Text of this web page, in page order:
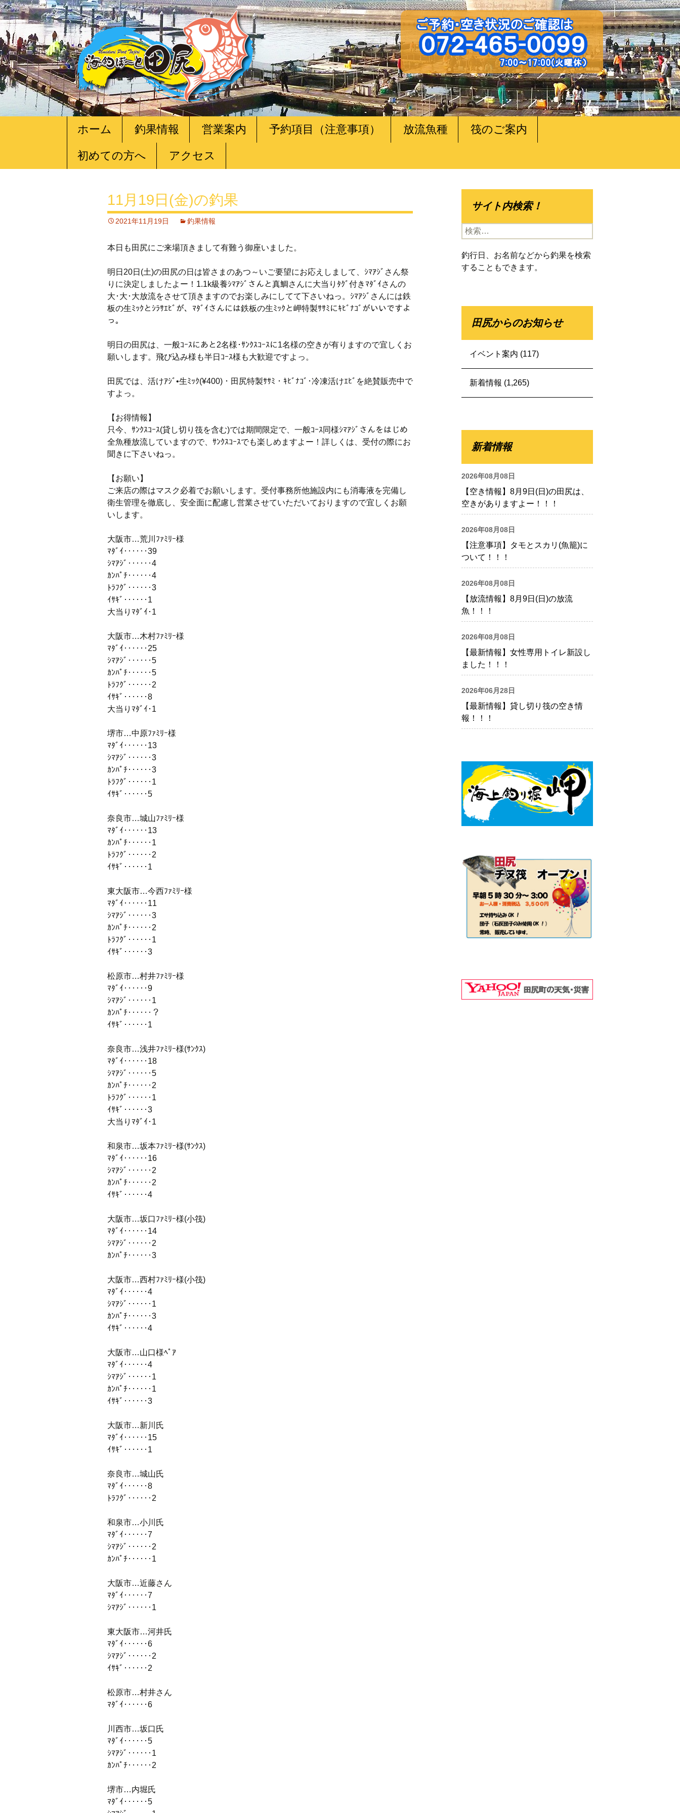
ツ
ホーム 釣果情報 営業案内 予約項目（注意事項） 放流魚種 筏のご案内
初めての方へ アクセス
11月19日(金)の釣果
2021年11月19日 釣果情報
本日も田尻にご来場頂きまして有難う御座いました。
明日20日(土)の田尻の日は皆さまのあつ～いご要望にお応えしまして、ｼﾏｱｼﾞさん祭
りに決定しましたよー！1.1k級養ｼﾏｱｼﾞさんと真鯛さんに大当りﾀｸﾞ付きﾏﾀﾞｲさんの
大･大･大放流をさせて頂きますのでお楽しみにしてて下さいねっ。ｼﾏｱｼﾞさんには鉄
板の生ﾐｯｸとｼﾗｻｴﾋﾞが、ﾏﾀﾞｲさんには鉄板の生ﾐｯｸと岬特製ｻｻﾐにｷﾋﾞﾅｺﾞがいいですよ
っ。
明日の田尻は、一般ｺｰｽにあと2名様･ｻﾝｸｽｺｰｽに1名様の空きが有りますので宜しくお
願いします。飛び込み様も半日ｺｰｽ様も大歓迎ですよっ。
田尻では、活けｱｼﾞ•生ﾐｯｸ(¥400)・田尻特製ｻｻﾐ・ｷﾋﾞﾅｺﾞ･冷凍活けｴﾋﾞを絶賛販売中で
すよっ。
【お得情報】
只今、ｻﾝｸｽｺｰｽ(貸し切り筏を含む)では期間限定で、一般ｺｰｽ同様ｼﾏｱｼﾞさんをはじめ
全魚種放流していますので、ｻﾝｸｽｺｰｽでも楽しめますよー！詳しくは、受付の際にお
聞きに下さいねっ。
【お願い】
ご来店の際はマスク必着でお願いします。受付事務所他施設内にも消毒液を完備し
衛生管理を徹底し、安全面に配慮し営業させていただいておりますので宜しくお願
いします。
大阪市…荒川ﾌｧﾐﾘｰ様
ﾏﾀﾞｲ‥‥‥39
ｼﾏｱｼﾞ‥‥‥4
ｶﾝﾊﾟﾁ‥‥‥4
ﾄﾗﾌｸﾞ‥‥‥3
ｲｻｷﾞ‥‥‥1
大当りﾏﾀﾞｲ･1
大阪市…木村ﾌｧﾐﾘｰ様
ﾏﾀﾞｲ‥‥‥25
ｼﾏｱｼﾞ‥‥‥5
ｶﾝﾊﾟﾁ‥‥‥5
ﾄﾗﾌｸﾞ‥‥‥2
ｲｻｷﾞ‥‥‥8
大当りﾏﾀﾞｲ･1
堺市…中原ﾌｧﾐﾘｰ様
ﾏﾀﾞｲ‥‥‥13
ｼﾏｱｼﾞ‥‥‥3
ｶﾝﾊﾟﾁ‥‥‥3
ﾄﾗﾌｸﾞ‥‥‥1
ｲｻｷﾞ‥‥‥5
奈良市…城山ﾌｧﾐﾘｰ様
ﾏﾀﾞｲ‥‥‥13
ｶﾝﾊﾟﾁ‥‥‥1
ﾄﾗﾌｸﾞ‥‥‥2
ｲｻｷﾞ‥‥‥1
東大阪市…今西ﾌｧﾐﾘｰ様
ﾏﾀﾞｲ‥‥‥11
ｼﾏｱｼﾞ‥‥‥3
ｶﾝﾊﾟﾁ‥‥‥2
ﾄﾗﾌｸﾞ‥‥‥1
ｲｻｷﾞ‥‥‥3
松原市…村井ﾌｧﾐﾘｰ様
ﾏﾀﾞｲ‥‥‥9
ｼﾏｱｼﾞ‥‥‥1
ｶﾝﾊﾟﾁ‥‥‥？
ｲｻｷﾞ‥‥‥1
奈良市…浅井ﾌｧﾐﾘｰ様(ｻﾝｸｽ)
ﾏﾀﾞｲ‥‥‥18
ｼﾏｱｼﾞ‥‥‥5
ｶﾝﾊﾟﾁ‥‥‥2
ﾄﾗﾌｸﾞ‥‥‥1
ｲｻｷﾞ‥‥‥3
大当りﾏﾀﾞｲ･1
和泉市…坂本ﾌｧﾐﾘｰ様(ｻﾝｸｽ)
ﾏﾀﾞｲ‥‥‥16
ｼﾏｱｼﾞ‥‥‥2
ｶﾝﾊﾟﾁ‥‥‥2
ｲｻｷﾞ‥‥‥4
大阪市…坂口ﾌｧﾐﾘｰ様(小筏)
ﾏﾀﾞｲ‥‥‥14
ｼﾏｱｼﾞ‥‥‥2
ｶﾝﾊﾟﾁ‥‥‥3
大阪市…西村ﾌｧﾐﾘｰ様(小筏)
ﾏﾀﾞｲ‥‥‥4
ｼﾏｱｼﾞ‥‥‥1
ｶﾝﾊﾟﾁ‥‥‥3
ｲｻｷﾞ‥‥‥4
大阪市…山口様ﾍﾟｱ
ﾏﾀﾞｲ‥‥‥4
ｼﾏｱｼﾞ‥‥‥1
ｶﾝﾊﾟﾁ‥‥‥1
ｲｻｷﾞ‥‥‥3
大阪市…新川氏
ﾏﾀﾞｲ‥‥‥15
ｲｻｷﾞ‥‥‥1
奈良市…城山氏
ﾏﾀﾞｲ‥‥‥8
ﾄﾗﾌｸﾞ‥‥‥2
和泉市…小川氏
ﾏﾀﾞｲ‥‥‥7
ｼﾏｱｼﾞ‥‥‥2
ｶﾝﾊﾟﾁ‥‥‥1
大阪市…近藤さん
ﾏﾀﾞｲ‥‥‥7
ｼﾏｱｼﾞ‥‥‥1
東大阪市…河井氏
ﾏﾀﾞｲ‥‥‥6
ｼﾏｱｼﾞ‥‥‥2
ｲｻｷﾞ‥‥‥2
松原市…村井さん
ﾏﾀﾞｲ‥‥‥6
川西市…坂口氏
ﾏﾀﾞｲ‥‥‥5
ｼﾏｱｼﾞ‥‥‥1
ｶﾝﾊﾟﾁ‥‥‥2
堺市…内堀氏
ﾏﾀﾞｲ‥‥‥5
サイト内検索！
検
索:
釣行日、お名前などから釣果を検索
することもできます。
田尻からのお知らせ
イベント案内 (117)
新着情報 (1,265)
新着情報
2026年08月08日
【空き情報】8月9日(日)の田尻は、
空きがありますよー！！！
2026年08月08日
【注意事項】タモとスカリ(魚籠)に
ついて！！！
2026年08月08日
【放流情報】8月9日(日)の放流
魚！！！
2026年08月08日
【最新情報】女性専用トイレ新設し
ました！！！
2026年06月28日
【最新情報】貸し切り筏の空き情
報！！！